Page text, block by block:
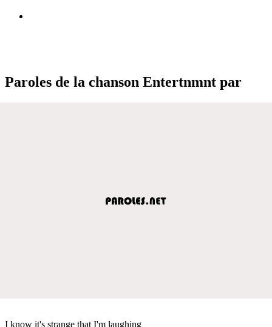
Paroles de la chanson Entertnmnt par
I know it's strange that I'm laughing